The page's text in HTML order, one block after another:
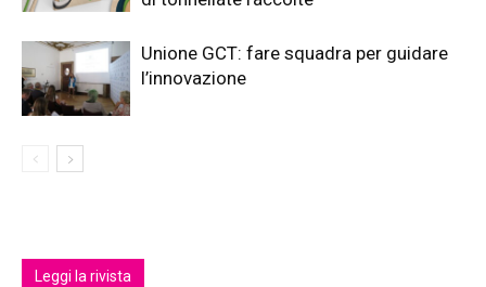
Unione GCT: fare squadra per guidare
l’innovazione
Leggi la rivista